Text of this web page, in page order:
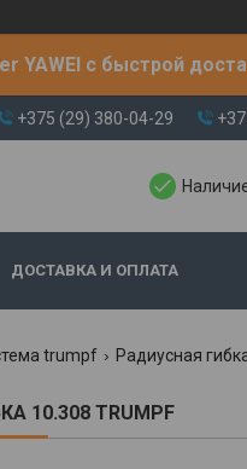
YAWEI с быстрой
+375 (29) 380-04-29
ДОСТАВКА И ОПЛАТА
trumpf Радиусная
10.308 TRUMPF